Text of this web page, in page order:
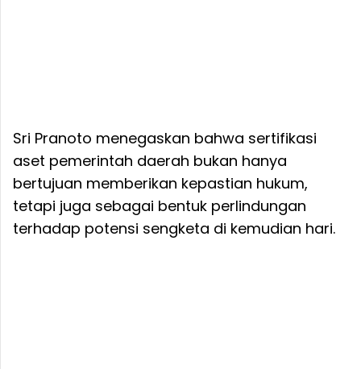
Sri Pranoto menegaskan bahwa sertifikasi
aset pemerintah daerah bukan hanya
bertujuan memberikan kepastian hukum,
tetapi juga sebagai bentuk perlindungan
terhadap potensi sengketa di kemudian hari.